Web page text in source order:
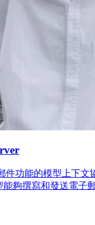
件功能的模型上下文
能夠撰寫和發送電子